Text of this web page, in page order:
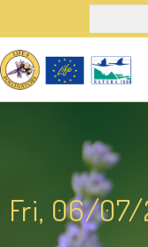
Παράκαμψη προς το
Fri, 06/07/